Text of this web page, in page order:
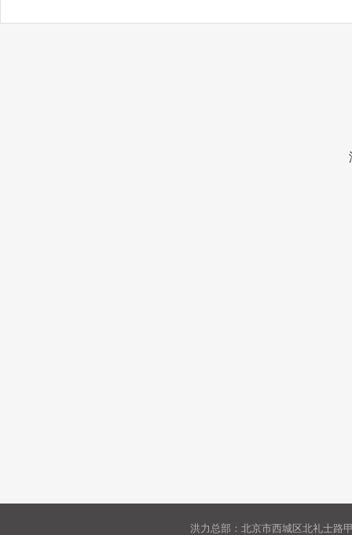
洪力总部：北京市西城区北礼士路